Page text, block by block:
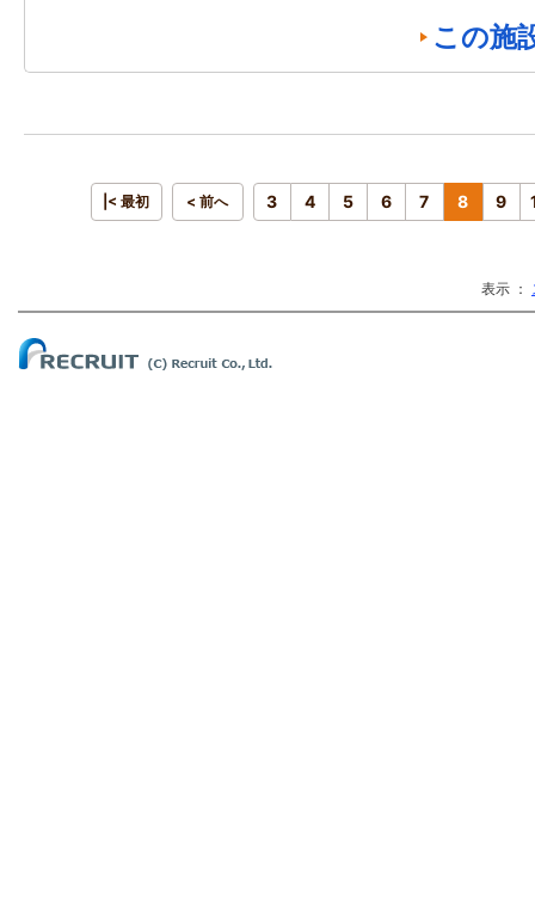
この施
|< 最初 < 前へ 3 4 5 6 7 8 9
表示 ：